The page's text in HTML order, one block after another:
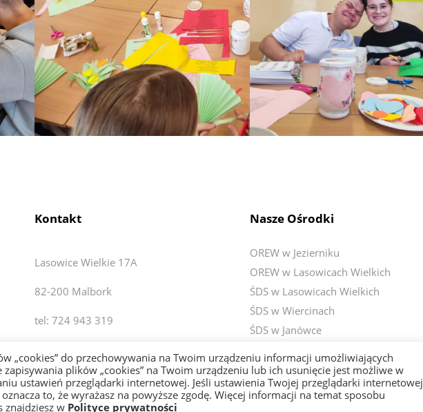
Kontakt
Lasowice Wielkie 17A
82-200 Malbork
tel: 724 943 319
Nasze Ośrodki
OREW w Jezierniku
OREW w Lasowicach Wielkich
ŚDS w Lasowicach Wielkich
ŚDS w Wiercinach
ŚDS w Janówce
|Deklaracja dostępności
„cookies” do przechowywania na Twoim urządzeniu informacji umożliwiających
plików „cookies” na Twoim urządzeniu lub ich usunięcie jest możliwe w
ustawień przeglądarki internetowej. Jeśli ustawienia Twojej przeglądarki internetowej
to, że wyrażasz na powyższe zgodę. Więcej informacji na temat sposobu
znajdziesz w Polityce prywatności